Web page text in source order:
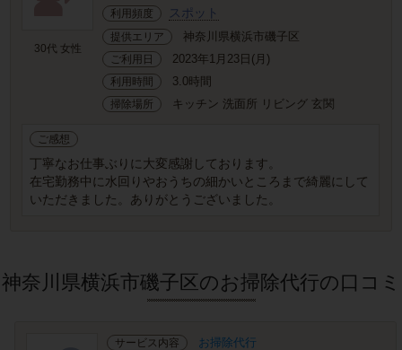
30代 女性
利用頻度
スポット
提供エリア 神奈川県横浜市磯子区
ご利用日 2023年1月23日(月)
利用時間 3.0時間
掃除場所 キッチン 洗面所 リビング 玄関
ご感想
丁寧なお仕事ぶりに大変感謝しております。
在宅勤務中に水回りやおうちの細かいところまで綺麗にして
いただきました。ありがとうございました。
神奈川県横浜市磯子区のお掃除代行の口コミ
サービス内容 お掃除代行